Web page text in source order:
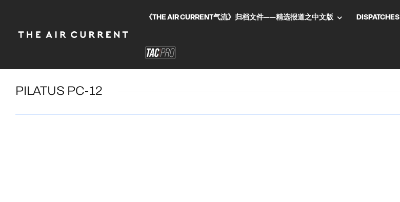
《THE AIR CURRENT气流》归档文件——精选报道之中文版 DISPATCHES
PILATUS PC-12